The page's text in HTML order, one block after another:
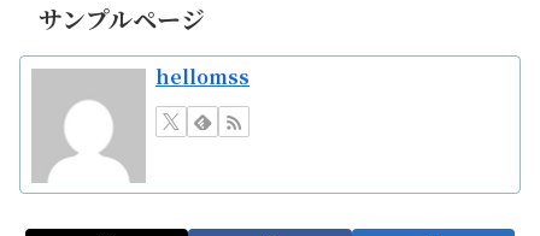
サンプルページ
hellomss